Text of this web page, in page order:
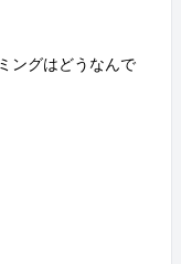
ングはどうなんで